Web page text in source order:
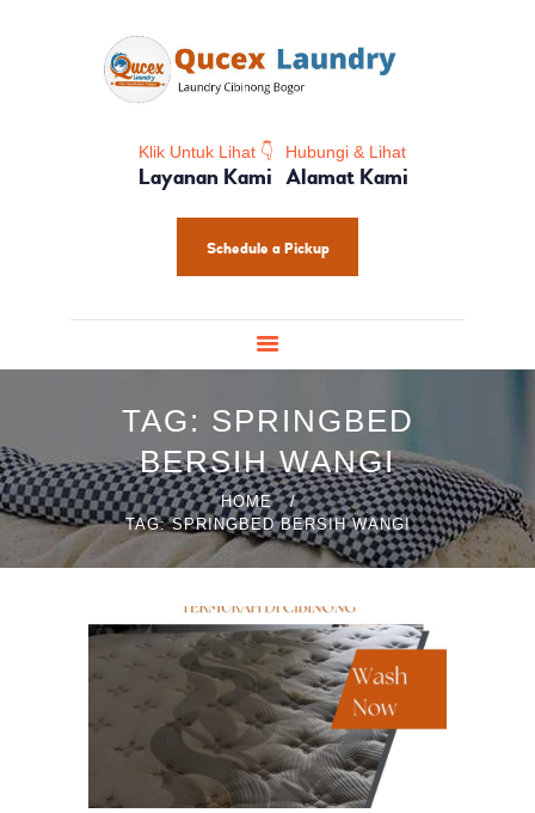
Klik Untuk Lihat 👇
Layanan Kami
Hubungi & Lihat
Alamat Kami
Schedule a Pickup
TAG: SPRINGBED
BERSIH WANGI
HOME
TAG: SPRINGBED BERSIH WANGI
PROFIL
HOME CARE
SHOES CARE
BABY CARE
PAKET LAUNDRY
PELATIHAN